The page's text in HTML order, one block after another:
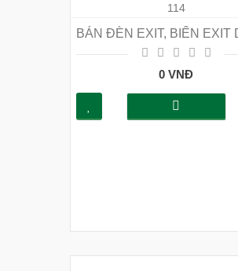
0 VNĐ